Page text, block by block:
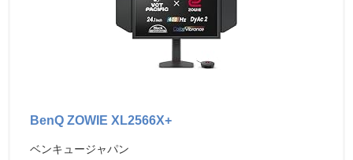
BenQ ZOWIE XL2566X+
ベンキュージャパン